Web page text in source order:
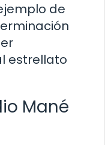
de
estrellato
Mané